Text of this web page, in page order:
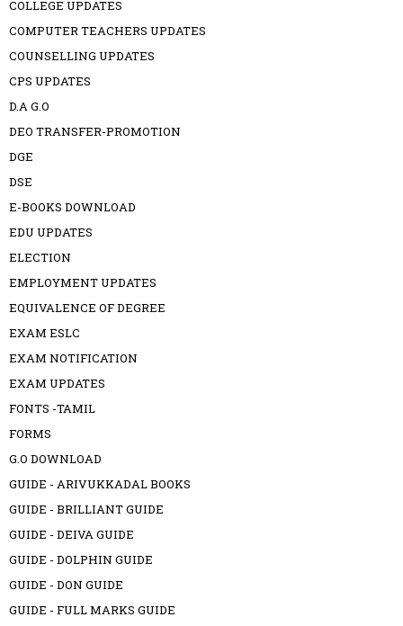
COLLEGE UPDATES
COMPUTER TEACHERS UPDATES
COUNSELLING UPDATES
CPS UPDATES
D.A G.O
DEO TRANSFER-PROMOTION
DGE
DSE
E-BOOKS DOWNLOAD
EDU UPDATES
ELECTION
EMPLOYMENT UPDATES
EQUIVALENCE OF DEGREE
EXAM ESLC
EXAM NOTIFICATION
EXAM UPDATES
FONTS -TAMIL
FORMS
G.O DOWNLOAD
GUIDE - ARIVUKKADAL BOOKS
GUIDE - BRILLIANT GUIDE
GUIDE - DEIVA GUIDE
GUIDE - DOLPHIN GUIDE
GUIDE - DON GUIDE
GUIDE - FULL MARKS GUIDE